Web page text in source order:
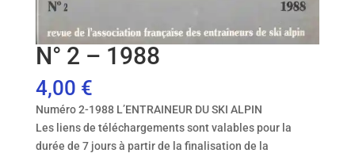
N° 2 – 1988
4,00 €
Numéro 2-1988 L’ENTRAINEUR DU SKI ALPIN
Les liens de téléchargements sont valables pour la
durée de 7 jours à partir de la finalisation de la